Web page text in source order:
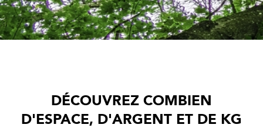
DÉCOUVREZ COMBIEN
D'ESPACE, D'ARGENT ET DE KG